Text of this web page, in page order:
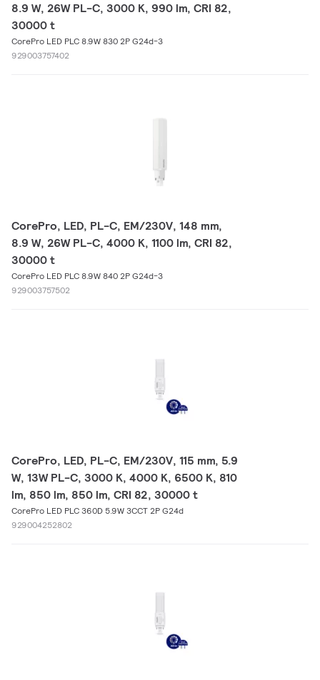
8.9 W, 26W PL-C, 3000 K, 990 lm, CRI 82,
30000 t
CorePro LED PLC 8.9W 830 2P G24d-3
929003757402
CorePro, LED, PL-C, EM/230V, 148 mm,
8.9 W, 26W PL-C, 4000 K, 1100 lm, CRI 82,
30000 t
CorePro LED PLC 8.9W 840 2P G24d-3
929003757502
CorePro, LED, PL-C, EM/230V, 115 mm, 5.9
W, 13W PL-C, 3000 K, 4000 K, 6500 K, 810
lm, 850 lm, 850 lm, CRI 82, 30000 t
CorePro LED PLC 360D 5.9W 3CCT 2P G24d
929004252802